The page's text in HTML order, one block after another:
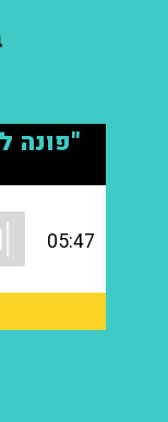
"פונה
05:47